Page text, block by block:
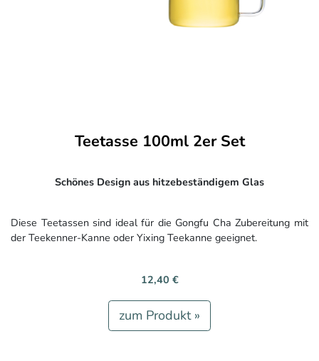
Teetasse 100ml 2er Set
Schönes Design aus hitzebeständigem Glas
Diese Teetassen sind ideal für die Gongfu Cha Zubereitung mit
der Teekenner-Kanne oder Yixing Teekanne geeignet.
12,40 €
zum Produkt »